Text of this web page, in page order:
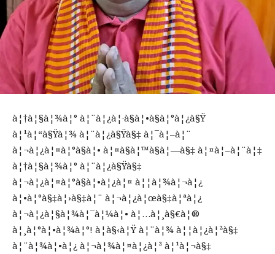
à¦†à¦§à¦¾à¦° à¦¨à¦¿à¦·à§à¦•à§à¦°à¦¿à§Ÿ
à¦¹à¦“à§Ÿà¦¾ à¦¨à¦¿à§Ÿà§‡ à¦¯à¦–à¦¨
à¦¬à¦¿à¦¤à¦°à§à¦• à¦¤à§à¦™à§à¦—à§‡ à¦¤à¦–à¦¨à¦‡
à¦†à¦§à¦¾à¦° à¦¨à¦¿à§Ÿà§‡
à¦¬à¦¿à¦¤à¦°à§à¦•à¦¿à¦¤ à¦¦à¦¾à¦¬à¦¿
à¦•à¦°à§‡à¦›à§‡à¦¨ à¦¬à¦¿à¦œà§‡à¦ªà¦¿
à¦¬à¦¿à¦§à¦¾à¦¯à¦¼à¦• à¦…à¦¸à§€à¦®
à¦¸à¦°à¦•à¦¾à¦°! à¦­à§‹à¦Ÿ à¦¨à¦¾ à¦¦à¦¿à¦²à§‡
à¦¨à¦¾à¦•à¦¿ à¦¬à¦¾à¦¤à¦¿à¦² à¦¹à¦¬à§‡